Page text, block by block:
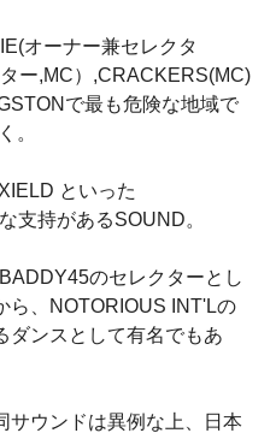
オーナー兼セレクタ
ー,MC）,CRACKERS(MC)
で最も危険な地域で
。
といった
支持があるSOUND。
のセレクターとし
ら、NOTORIOUS INT'Lの
ダンスとして有名でもあ
サウンドは異例な上、日本